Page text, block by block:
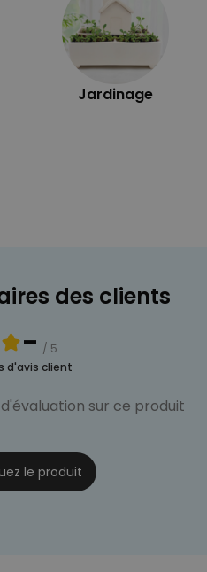
Jardinage
des clients
- / 5
d'avis client
sur ce produit
le produit